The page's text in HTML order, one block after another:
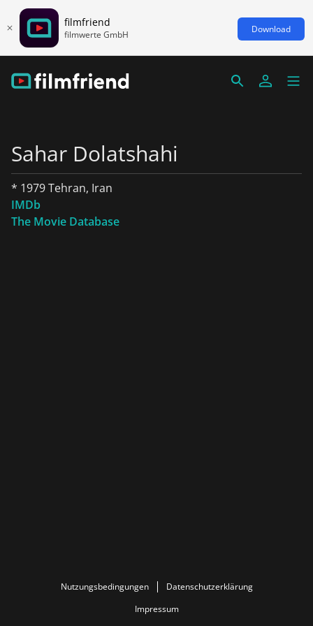
filmfriend
filmwerte GmbH Download
Sahar Dolatshahi
* 1979 Tehran, Iran
IMDb
The Movie Database
Nutzungsbedingungen
Datenschutzerklärung
Impressum